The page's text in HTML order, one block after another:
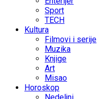
Sport
TECH
Kultura
Filmovi i serije
Muzika
Knjige
Art
Misao
Horoskop